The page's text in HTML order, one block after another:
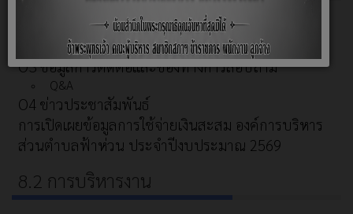
O1 โครงสร้างองค์กร
O2 ข้อมูลผู้บริหาร
O3 ข้อมูลการติดต่อและช่องทางการสอบถาม
Q&A
O4 ข่าวประชาสัมพันธ์
การเปิดเผยข้อมูลการใช้จ่ายเงินสะสม องค์การบริหาร
ส่วนตำบลฟ้าห่วน ประจำปีงบประมาณ 2569
8.2 การบริหารงาน